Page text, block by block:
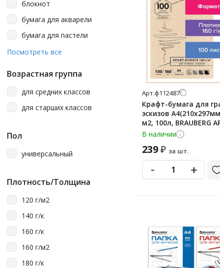
слоновая кость
темно-синий
фиолетовый
черный
блокнот
бумага для акварели
бумага для пастели
ватман
папка
папка для акварели
папка для черчения
рисования
тетрадь
Посмотреть все
Возрастная группа
для средних классов
для старших классов
Пол
универсальный
Плотность/Толщина
120 г/м2
140 г/к
160 г/к
160 г/м2
180 г/к
Арт.ф112487
Крафт-бумага для
эскизов
м2, 100л, BRAUBERG
CLASSIC,112487
В наличии
239₽ за шт.
- +